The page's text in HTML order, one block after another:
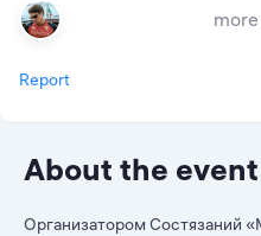
more
Report
About the event
Организатором Состязаний